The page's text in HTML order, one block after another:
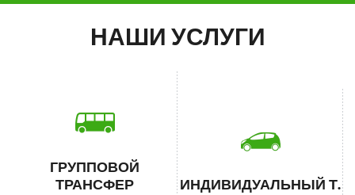
НАШИ УСЛУГИ
ГРУППОВОЙ
ТРАНСФЕР
ИНДИВИДУАЛЬНЫЙ Т.